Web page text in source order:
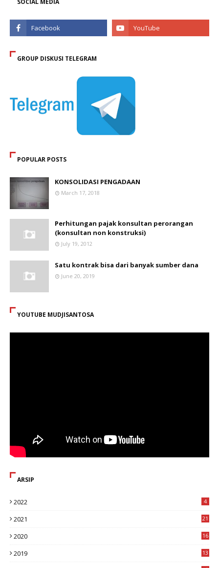
SOCIAL MEDIA
GROUP DISKUSI TELEGRAM
POPULAR POSTS
KONSOLIDASI PENGADAAN
March 17, 2018
Perhitungan pajak konsultan perorangan
(konsultan non konstruksi)
July 19, 2012
Satu kontrak bisa dari banyak sumber dana
June 20, 2019
YOUTUBE MUDJISANTOSA
ARSIP
2022 4
2021 21
2020
16
2019
13